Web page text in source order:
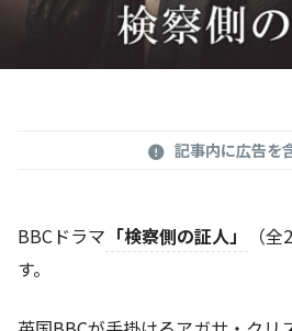
記事内に広告を
BBCドラマ 「検察側の証人」
（
す。